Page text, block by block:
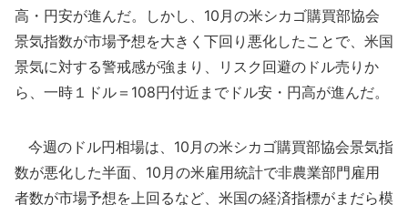
高・円安が進んだ。しかし、10月の米シカゴ購買部協会
景気指数が市場予想を大きく下回り悪化したことで、米国
景気に対する警戒感が強まり、リスク回避のドル売りか
ら、一時１ドル＝108円付近までドル安・円高が進んだ。
今週のドル円相場は、10月の米シカゴ購買部協会景気指
数が悪化した半面、10月の米雇用統計で非農業部門雇用
者数が市場予想を上回るなど、米国の経済指標がまだら模